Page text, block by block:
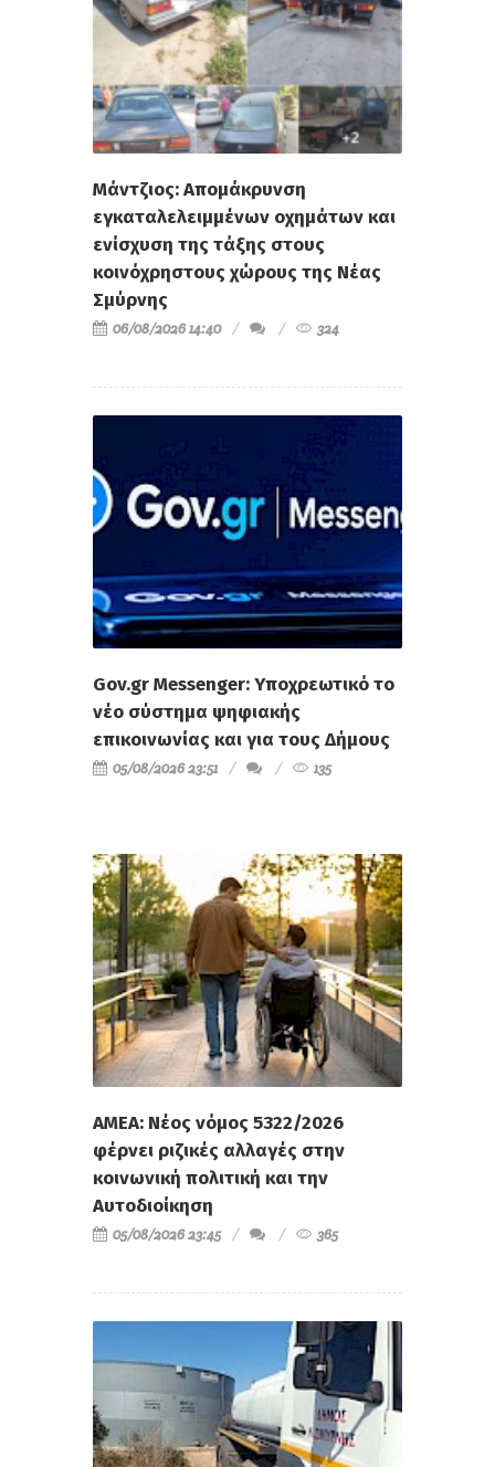
Μάντζιος: Απομάκρυνση
εγκαταλελειμμένων οχημάτων και
ενίσχυση της τάξης στους
κοινόχρηστους χώρους της Νέας
Σμύρνης
06/08/2026 14:40 324
Gov.gr Messenger: Υποχρεωτικό το
νέο σύστημα ψηφιακής
επικοινωνίας και για τους Δήμους
05/08/2026 23:51 135
ΑΜΕΑ: Νέος νόμος 5322/2026
φέρνει ριζικές αλλαγές στην
κοινωνική πολιτική και την
Αυτοδιοίκηση
05/08/2026 23:45 365